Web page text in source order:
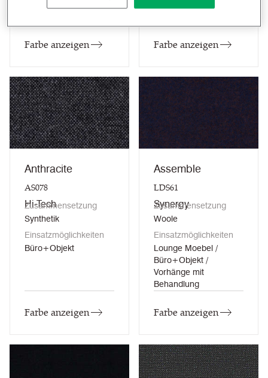
Farbe anzeigen Farbe anzeigen
Anthracite
AS078
Hi-Tech
Zusammensetzung
Synthetik
Einsatzmöglichkeiten
Büro+Objekt
Farbe anzeigen
Assemble
LDS61
Synergy
Zusammensetzung
Woole
Einsatzmöglichkeiten
Lounge Moebel /
Büro+Objekt /
Vorhänge mit
Behandlung
Farbe anzeigen